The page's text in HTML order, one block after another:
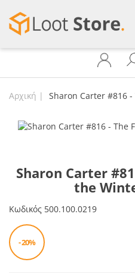
Αρχική Sharon Carter #816
Sharon Carter
the
Κωδικός 500.100.0219
- 20%